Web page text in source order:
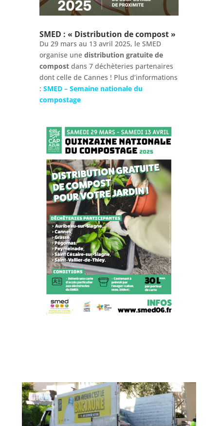
SMED : « Distribution de compost »
Du 29 mars au 13 avril 2025, le SMED
organise une distribution gratuite de
compostdans 7 déchèteries partenaires
dont celle de Cannes ! Plus d’informations
: SMED – Semaine nationale du
compostage